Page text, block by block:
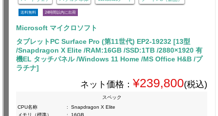
送料無料 24時間以内に出荷
Microsoft マイクロソフト
タブレットPC Surface Pro (第11世代) EP2-19232 [13型
/Snapdragon X Elite /RAM:16GB /SSD:1TB /2880×1920 有
機EL タッチパネル /Windows 11 Home /MS Office H&B /プ
ラチナ]
ネット価格： ¥239,800(税込)
スペック
CPU名称
:
Snapdragon X Elite
メモリ（標準）
:
16GB